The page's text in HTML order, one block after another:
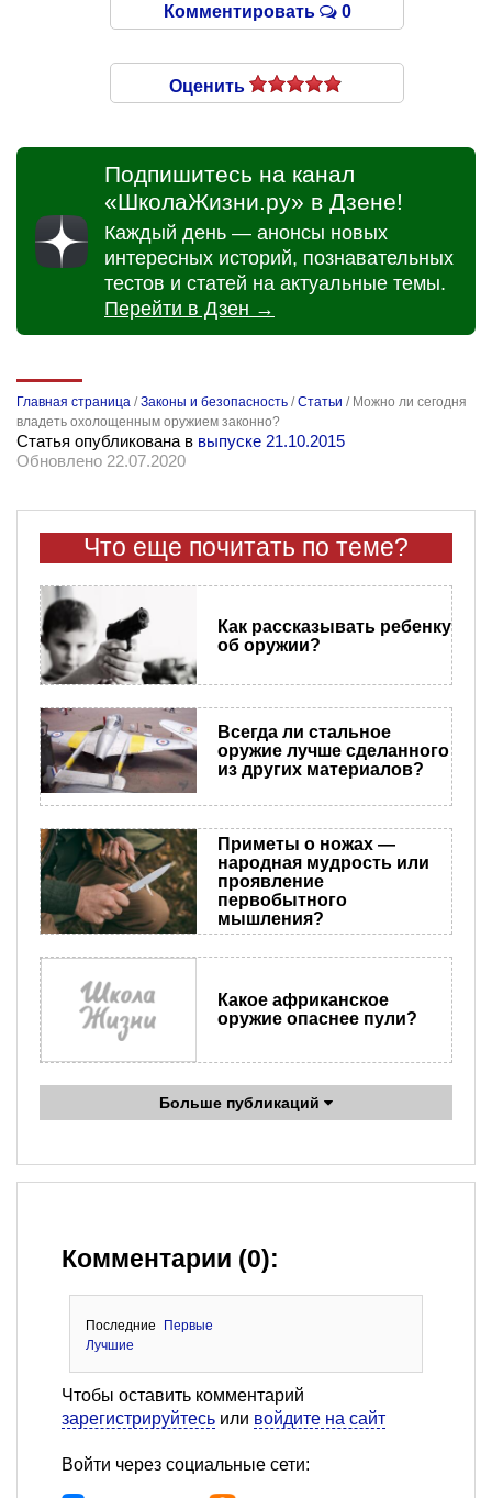
Комментировать 0
Оценить
Подпишитесь на канал
«ШколаЖизни.ру» в Дзене!
Каждый день — анонсы новых
интересных историй, познавательных
тестов и статей на актуальные темы.
Перейти в Дзен →
Главная страница /Законы и безопасность /Статьи / Можно ли сегодня
владеть охолощенным оружием законно?
Статья опубликована в выпуске 21.10.2015
Обновлено 22.07.2020
Что еще почитать по теме?
Как рассказывать ребенку
об оружии?
Всегда ли стальное
оружие лучше сделанного
из других материалов?
Приметы о ножах —
народная мудрость или
проявление
первобытного
мышления?
Какое африканское
оружие опаснее пули?
Больше публикаций
Комментарии (0):
Последние
Первые
Лучшие
Чтобы оставить комментарий
зарегистрируйтесь или войдите на сайт
Войти через социальные сети: